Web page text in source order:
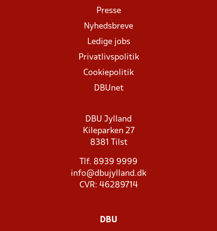
Presse
Nyhedsbreve
Ledige jobs
Privatlivspolitik
Cookiepolitik
DBUnet
DBU Jylland
Kileparken 27
8381 Tilst
Tlf. 8939 9999
info@dbujylland.dk
CVR: 46289714
DBU